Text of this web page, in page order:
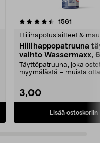
1561
Hiilihapotuslaitteet &
Hiilihappopatruuna
vaihto Wassermaxx,
Täyttöpatruuna, joka
myymälästä – muista
3,00
Lisää ostoskoriin
4.5viidestä